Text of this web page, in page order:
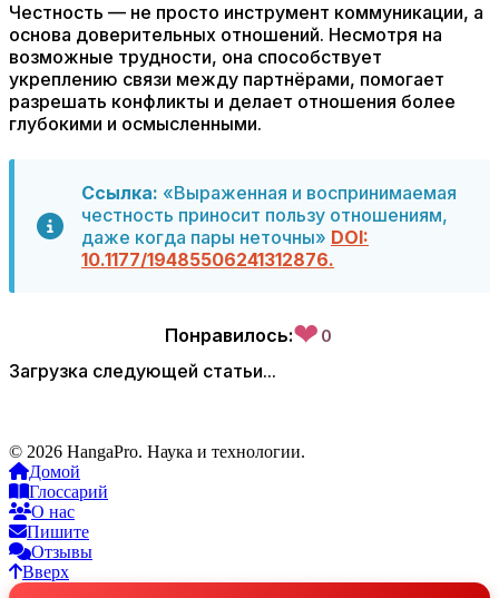
Честность — не просто инструмент коммуникации, а
основа доверительных отношений. Несмотря на
возможные трудности, она способствует
укреплению связи между партнёрами, помогает
разрешать конфликты и делает отношения более
глубокими и осмысленными.
Ссылка: «Выраженная и воспринимаемая
честность приносит пользу отношениям,
даже когда пары неточны» DOI:
10.1177/19485506241312876.
Понравилось:❤ 0
Загрузка следующей статьи...
© 2026 HangaPro. Наука и технологии.
Домой
Глоссарий
О нас
Пишите
Отзывы
Вверх